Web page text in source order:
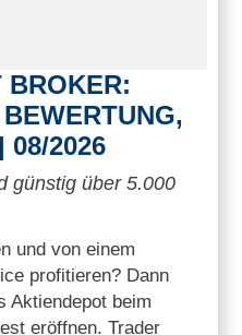
BROKER:
08/2026
günstig über 5.000
und von einem
profitieren? Dann
Aktiendepot beim
eröffnen. Trader